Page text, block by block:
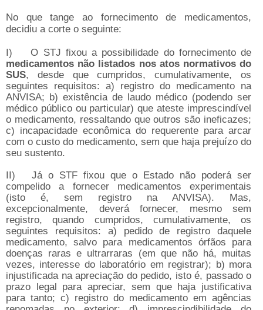
No que tange ao fornecimento de medicamentos,
decidiu a corte o seguinte:
I)
O STJ fixou a possibilidade do fornecimento de
medicamentos não listados nos atos normativos do
SUS, desde que cumpridos, cumulativamente, os
seguintes requisitos: a) registro do medicamento na
ANVISA; b) existência de laudo médico (podendo ser
médico público ou particular) que ateste imprescindível
o medicamento, ressaltando que outros são ineficazes;
c) incapacidade econômica do requerente para arcar
com o custo do medicamento, sem que haja prejuízo do
seu sustento.
II)
Já o STF fixou que o Estado não poderá ser
compelido a fornecer medicamentos experimentais
(isto é, sem registro na ANVISA). Mas,
excepcionalmente, deverá fornecer, mesmo sem
registro, quando cumpridos, cumulativamente, os
seguintes requisitos: a) pedido de registro daquele
medicamento, salvo para medicamentos órfãos para
doenças raras e ultrarraras (em que não há, muitas
vezes, interesse do laboratório em registrar); b) mora
injustificada na apreciação do pedido, isto é, passado o
prazo legal para apreciar, sem que haja justificativa
para tanto; c) registro do medicamento em agências